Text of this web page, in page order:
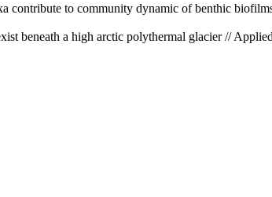
contribute to community dynamic of benthic
beneath a high arctic polythermal glacier //